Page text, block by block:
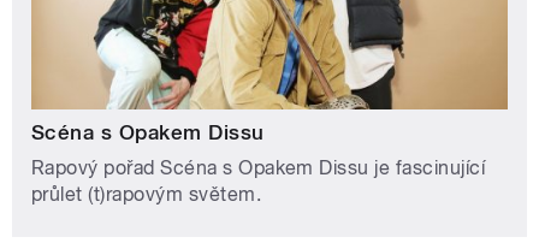
Scéna s Opakem Dissu
Rapový pořad Scéna s Opakem Dissu je fascinující
průlet (t)rapovým světem.